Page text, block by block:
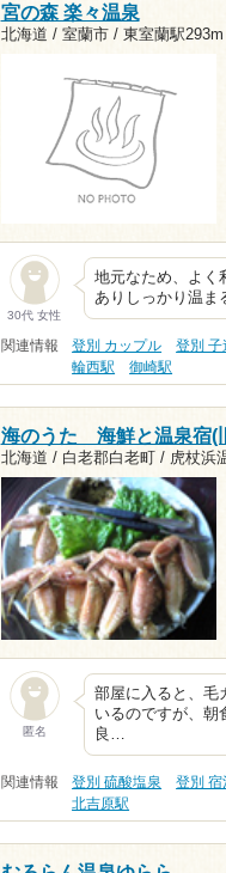
宮の森 楽々温泉
北海道 / 室蘭市 / 東室蘭駅293m
30代 女性
地元なため、よく
ありしっかり温ま
関連情報 登別 カップル 登別 子
輪西駅
御崎駅
海のうた 海鮮と温泉宿(
北海道 / 白老郡白老町 / 虎杖浜
匿名
部屋に入ると、毛
いるのですが、朝
良…
関連情報 登別 硫酸塩泉 登別 宿
北吉原駅